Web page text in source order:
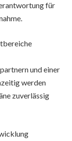
für
und einer
werden
zuverlässig